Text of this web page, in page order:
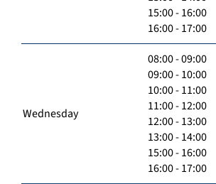
15:00 - 16:00
16:00 - 17:00
Wednesday
08:00 - 09:00
09:00 - 10:00
10:00 - 11:00
11:00 - 12:00
12:00 - 13:00
13:00 - 14:00
15:00 - 16:00
16:00 - 17:00